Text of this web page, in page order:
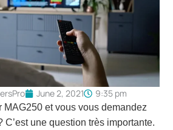
June 2, 2021 9:35 pm
MAG250 et vous vous demandez
C’est une question très importante.